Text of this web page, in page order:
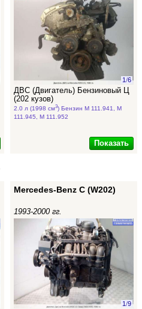
1/6
ДВС (Двигатель) Бензиновый Ц
(202 кузов)
2.0 л (1998 см3) Бензин M 111.941, M
111.945, M 111.952
Показать
Mercedes-Benz C (W202)
1993-2000 гг.
1/9